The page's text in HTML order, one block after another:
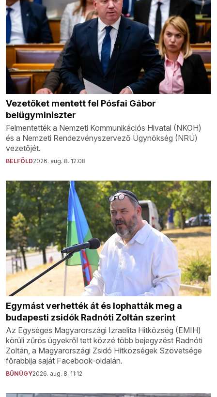
Vezetőket mentett fel Pósfai Gábor
belügyminiszter
Felmentették a Nemzeti Kommunikációs Hivatal (NKOH)
és a Nemzeti Rendezvényszervező Ügynökség (NRÜ)
vezetőjét.
BELFÖLD2026. aug. 8. 12:08
Egymást verhették át és lophatták meg a
budapesti zsidók Radnóti Zoltán szerint
Az Egységes Magyarországi Izraelita Hitközség (EMIH)
körüli zűrös ügyekről tett közzé több bejegyzést Radnóti
Zoltán, a Magyarországi Zsidó Hitközségek Szövetsége
főrabbija saját Facebook-oldalán.
BŰNÜGY2026. aug. 8. 11:12